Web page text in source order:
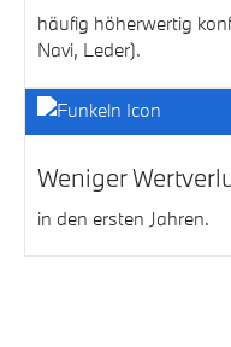
häufig höherwertig
Navi, Leder).
Weniger
in den ersten Jahren.